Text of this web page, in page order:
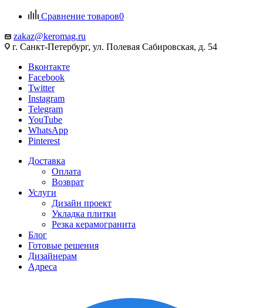
Сравнение товаров0
zakaz@keromag.ru
г. Санкт-Петербург, ул. Полевая Сабировская, д. 54
Вконтакте
Facebook
Twitter
Instagram
Telegram
YouTube
WhatsApp
Pinterest
Доставка
Оплата
Возврат
Услуги
Дизайн проект
Укладка плитки
Резка керамогранита
Блог
Готовые решения
Дизайнерам
Адреса